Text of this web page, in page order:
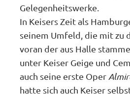
Gelegenheitswerke.
In Keisers Zeit als
seinem Umfeld, die mit zu
voran der aus Halle
unter Keiser Geige und
auch seine erste Oper
hatte sich auch Keiser